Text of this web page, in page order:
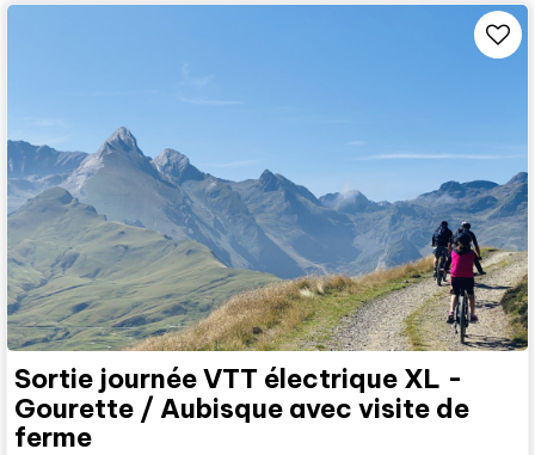
Sortie journée VTT électrique XL -
Gourette / Aubisque avec visite de
ferme